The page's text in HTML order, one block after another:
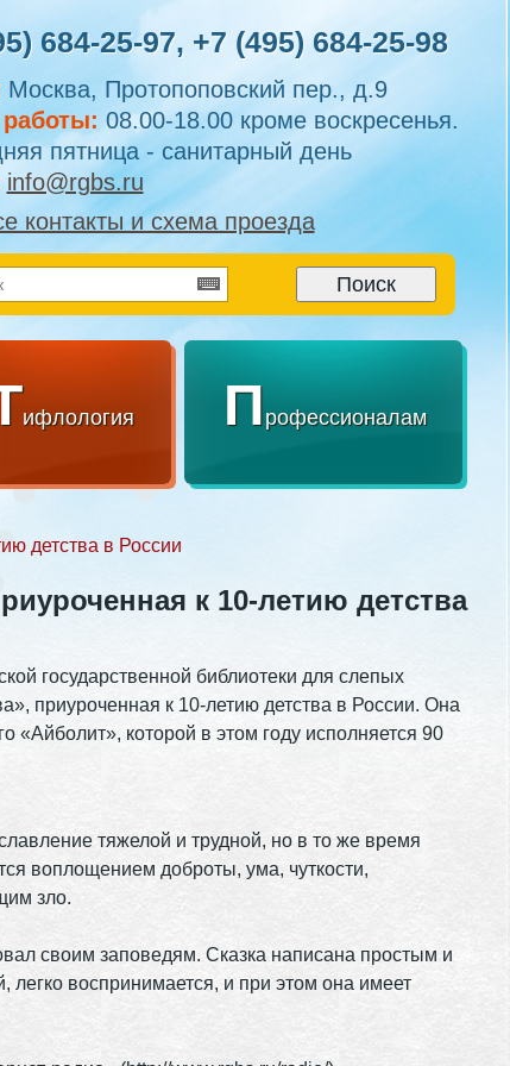
684-25-97, +7 (495) 684-25-98
Москва, Протопоповский пер., д.9
08.00-18.00 кроме воскресенья.
пятница - санитарный день
info@rgbs.ru
контакты и схема проезда
ифлология Профессионалам
детства в России
к 10-летию детства
государственной библиотеки для слепых
приуроченная к 10-летию детства в России. Она
«Айболит», которой в этом году исполняется 90
тяжелой и трудной, но в то же время
воплощением доброты, ума, чуткости,
зло.
своим заповедям. Сказка написана простым и
воспринимается, и при этом она имеет